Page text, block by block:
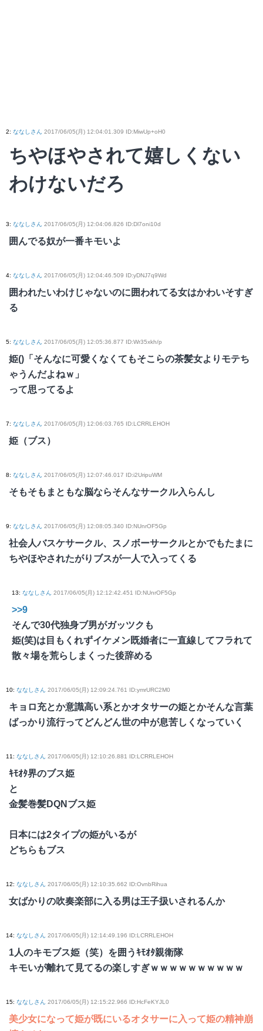
2: ななしさん 2017/06/05(月) 12:04:01.309 ID:MiwUp+oH0
ちやほやされて嬉しくない
わけないだろ
3: ななしさん 2017/06/05(月) 12:04:06.826 ID:Dl7oni10d
囲んでる奴が一番キモいよ
4: ななしさん 2017/06/05(月) 12:04:46.509 ID:yDNJ7q9Wd
囲われたいわけじゃないのに囲われてる女はかわいそすぎ
る
5: ななしさん 2017/06/05(月) 12:05:36.877 ID:Wr35xkh/p
姫()「そんなに可愛くなくてもそこらの茶髪女よりモテち
ゃうんだよねｗ」
って思ってるよ
7: ななしさん 2017/06/05(月) 12:06:03.765 ID:LCRRLEHOH
姫（ブス）
8: ななしさん 2017/06/05(月) 12:07:46.017 ID:i2UripuWM
そもそもまともな脳ならそんなサークル入らんし
9: ななしさん 2017/06/05(月) 12:08:05.340 ID:NUnrOF5Gp
社会人バスケサークル、スノボーサークルとかでもたまに
ちやほやされたがりブスが一人で入ってくる
13: ななしさん 2017/06/05(月) 12:12:42.451 ID:NUnrOF5Gp
>>9
そんで30代独身ブ男がガッツクも
姫(笑)は目もくれずイケメン既婚者に一直線してフラれて
散々場を荒らしまくった後辞める
10: ななしさん 2017/06/05(月) 12:09:24.761 ID:ymrURC2M0
キョロ充とか意識高い系とかオタサーの姫とかそんな言葉
ばっかり流行ってどんどん世の中が息苦しくなっていく
11: ななしさん 2017/06/05(月) 12:10:26.881 ID:LCRRLEHOH
ｷﾓｵﾀ界のブス姫
と
金髪巻髪DQNブス姫
日本には2タイプの姫がいるが
どちらもブス
12: ななしさん 2017/06/05(月) 12:10:35.662 ID:OvnbRihua
女ばかりの吹奏楽部に入る男は王子扱いされるんか
14: ななしさん 2017/06/05(月) 12:14:49.196 ID:LCRRLEHOH
1人のキモブス姫（笑）を囲うｷﾓｵﾀ親衛隊
キモいが離れて見てるの楽しすぎｗｗｗｗｗｗｗｗｗｗ
15: ななしさん 2017/06/05(月) 12:15:22.966 ID:HcFeKYJL0
美少女になって姫が既にいるオタサーに入って姫の精神崩